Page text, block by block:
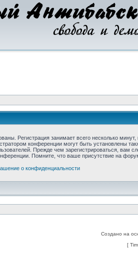
Регистрация занимает всего несколько минут,
конференции могут быть установлены
Прежде чем зарегистрироваться, вам
Помните, что ваше присутствие на
о конфиденциальности
Создано на
[